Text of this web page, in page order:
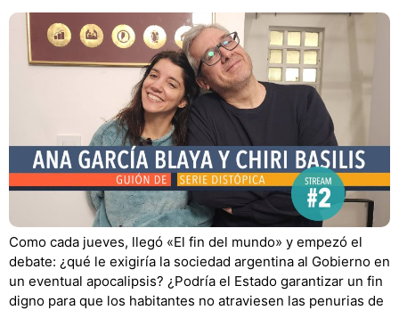
Como cada jueves, llegó «El fin del mundo» y empezó el
debate: ¿qué le exigiría la sociedad argentina al Gobierno en
un eventual apocalipsis? ¿Podría el Estado garantizar un fin
digno para que los habitantes no atraviesen las penurias de